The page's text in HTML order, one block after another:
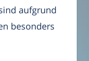
aufgrund
besonders